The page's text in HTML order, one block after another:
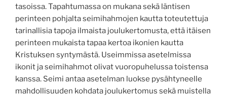
tasoissa. Tapahtumassa on mukana sekä läntisen
perinteen pohjalta seimihahmojen kautta toteutettuja
tarinallisia tapoja ilmaista joulukertomusta, että itäisen
perinteen mukaista tapaa kertoa ikonien kautta
Kristuksen syntymästä. Useimmissa asetelmissa
ikonit ja seimihahmot olivat vuoropuhelussa toistensa
kanssa. Seimi antaa asetelman luokse pysähtyneelle
mahdollisuuden kohdata joulukertomus sekä muistella